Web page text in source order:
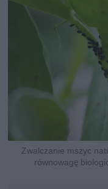
Zwalczanie mszyc
równowagę